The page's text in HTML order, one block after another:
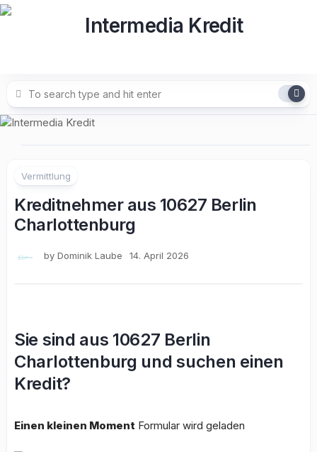
Skip
Vermittlung
Kreditnehmer aus 10627 Berlin
Charlottenburg
by Dominik Laube 14. April 2026
Sie sind aus 10627 Berlin
Charlottenburg und suchen einen
Kredit?
Einen kleinen Moment Formular wird geladen